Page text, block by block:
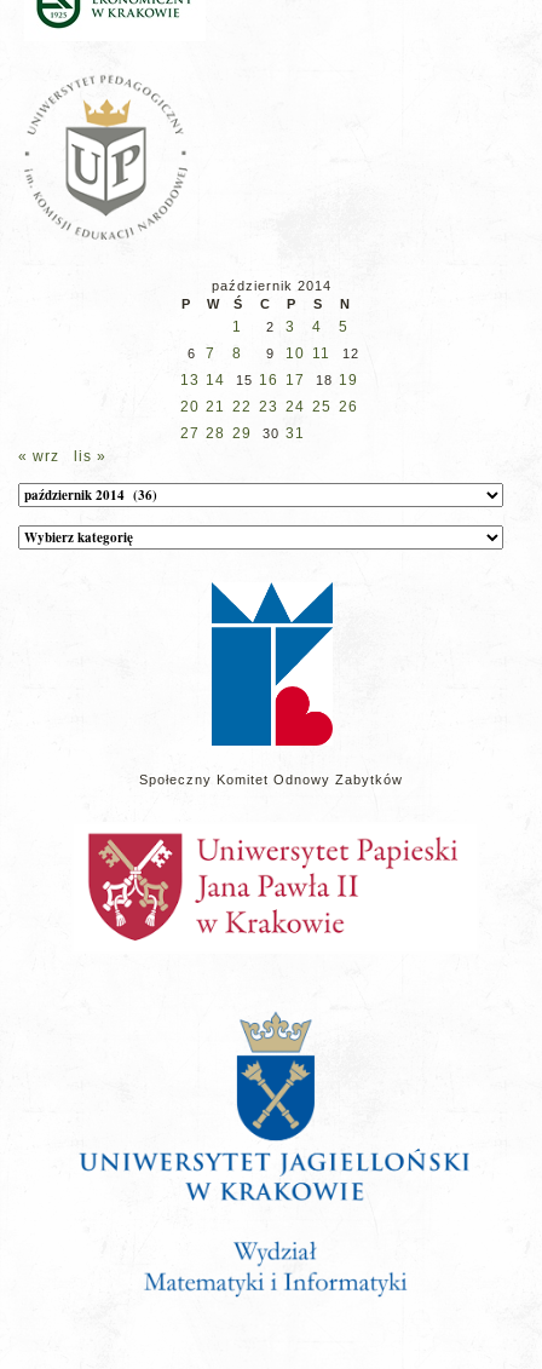
październik 2014
P
W Ś C P S N
1 2 3 4 5
6 7 8 9 10 11 12
13 14 15 16 17 18 19
20 21 22 23 24 25 26
27 28 29 30 31
« wrz
lis »
Archiwum
Kategorie
wpisów
Społeczny Komitet Odnowy Zabytków